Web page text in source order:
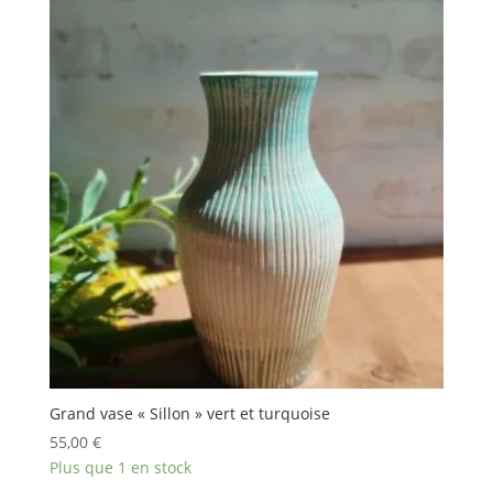
Grand vase « Sillon » vert et turquoise
55,00 €
Plus que 1 en stock